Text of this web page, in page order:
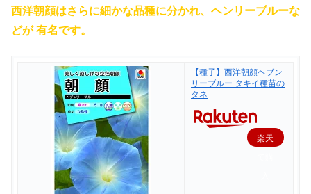
西洋朝顔はさらに細かな品種に分かれ、ヘンリーブルーな
どが 有名です。
【種子】西洋朝顔ヘブン
リーブルー タキイ種苗の
タネ
楽天